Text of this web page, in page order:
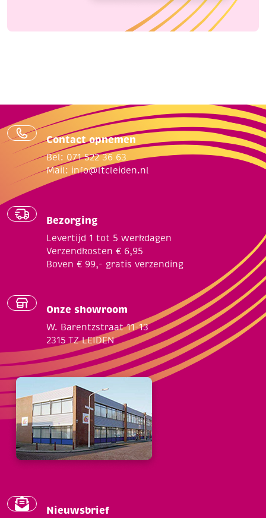
Contact opnemen
Bel: 071 522 36 63
Mail: info@ltcleiden.nl
Bezorging
Levertijd 1 tot 5 werkdagen
Verzendkosten € 6,95
Boven € 99,- gratis verzending
Onze showroom
W. Barentzstraat 11-13
2315 TZ LEIDEN
Nieuwsbrief